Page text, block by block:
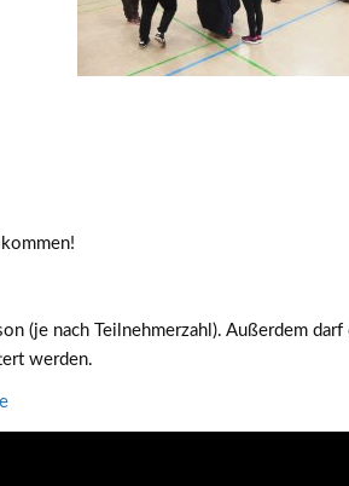
(je nach Teil­neh­mer­zahl). Außer­dem darf
werden.